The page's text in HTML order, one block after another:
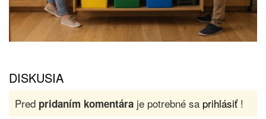
DISKUSIA
Pred pridaním komentára je potrebné sa prihlásiť!